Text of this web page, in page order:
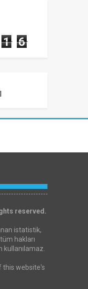
1 6
reserved.
istatistik,
hakları
kullanılamaz.
this website's